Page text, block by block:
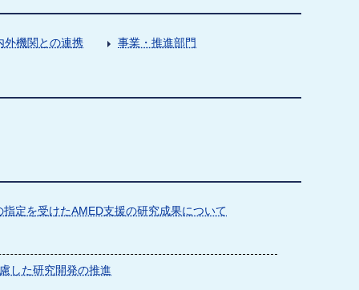
外機関との連携 事業・推進部門
定を受けたAMED支援の研究成果について
した研究開発の推進